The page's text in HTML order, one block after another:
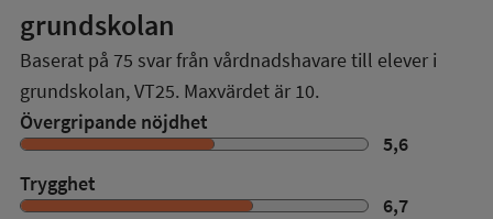
grundskolan
Baserat på 75 svar från vårdnadshavare till elever i
grundskolan,VT25. Maxvärdet är 10.
Övergripande nöjdhet
5,6
Trygghet
6,7